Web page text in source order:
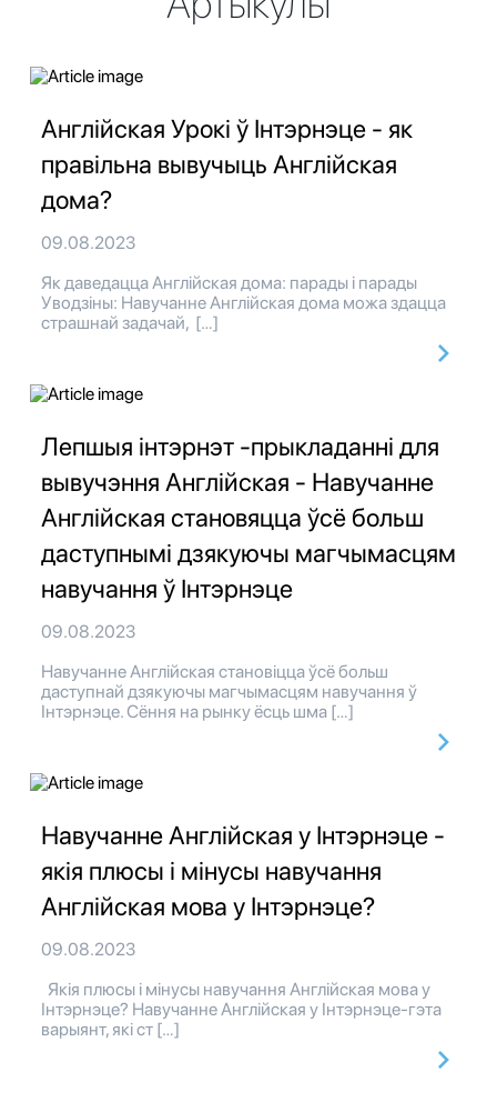
Англійская Урокі ў Інтэрнэце - як
правільна вывучыць Англійская
дома?
09.08.2023
Як даведацца Англійская дома: парады і парады
Уводзіны: Навучанне Англійская дома можа здацца
страшнай задачай, […]
Лепшыя інтэрнэт -прыкладанні для
вывучэння Англійская - Навучанне
Англійская становяцца ўсё больш
даступнымі дзякуючы магчымасцям
навучання ў Інтэрнэце
09.08.2023
Навучанне Англійская становіцца ўсё больш
даступнай дзякуючы магчымасцям навучання ў
Інтэрнэце. Сёння на рынку ёсць шма […]
Навучанне Англійская у Інтэрнэце -
якія плюсы і мінусы навучання
Англійская мова у Інтэрнэце?
09.08.2023
Якія плюсы і мінусы навучання Англійская мова у
Інтэрнэце? Навучанне Англійская у Інтэрнэце-гэта
варыянт, які ст […]